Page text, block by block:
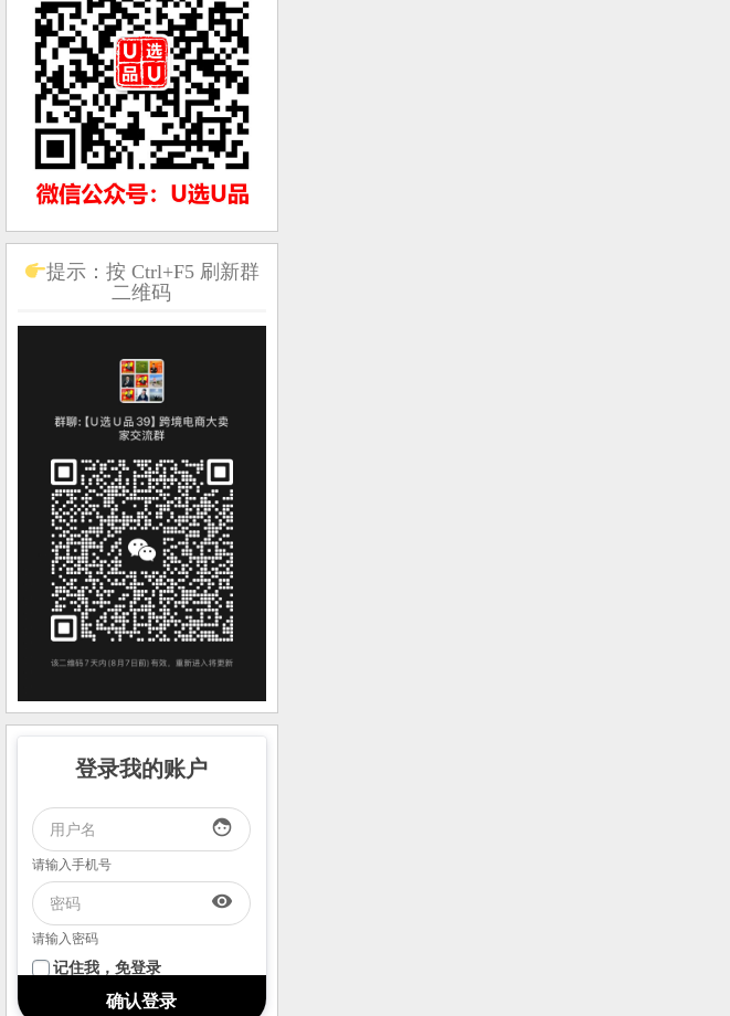
提示：按 Ctrl+F5 刷新群
二维码
登录我的账户
face
请输入手机号
visibility
请输入密码
记住我，免登录